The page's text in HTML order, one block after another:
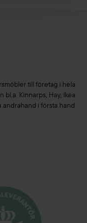
till företag i hela
Kinnarps, Hay, Ikea
i första hand